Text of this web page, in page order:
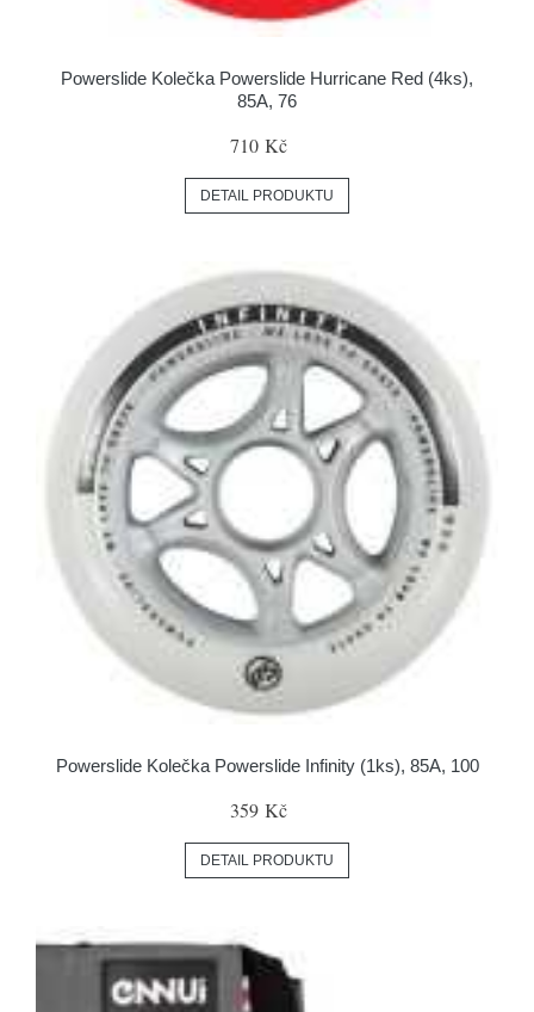
Powerslide Kolečka Powerslide Hurricane Red (4ks),
85A, 76
710 Kč
DETAIL PRODUKTU
Powerslide Kolečka Powerslide Infinity (1ks), 85A, 100
359 Kč
DETAIL PRODUKTU